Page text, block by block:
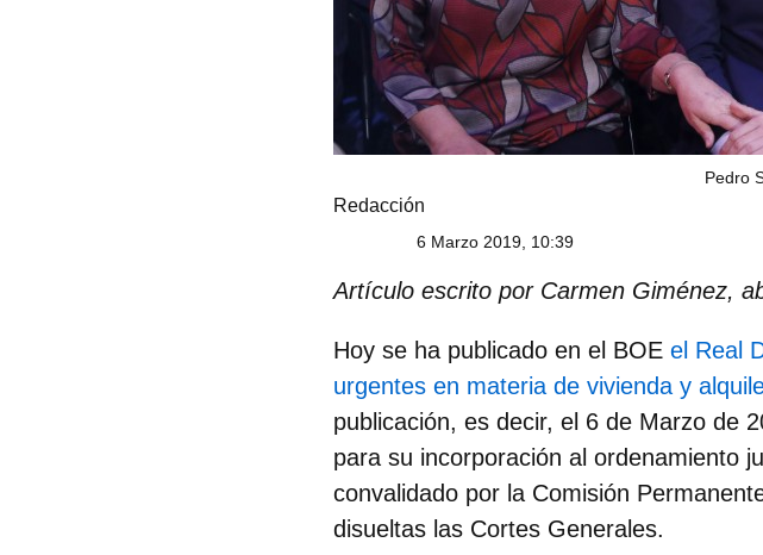
Pedro
Redacción
6 Marzo 2019, 10:39
Artículo escrito por Carmen Giménez,
Hoy se ha publicado en el BOE el Real
urgentes en materia de vivienda y
publicación, es decir, el 6 de Marzo de
para su incorporación al ordenamiento
convalidado por la Comisión
disueltas las Cortes Generales.